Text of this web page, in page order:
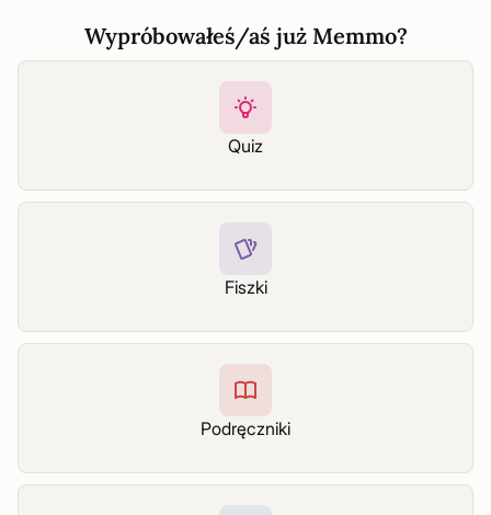
Wypróbowałeś/aś już Memmo?
Quiz
Fiszki
Podręczniki